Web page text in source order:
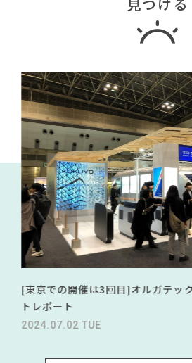
[東京での開催は3回目]オルガテッ
トレポート
2024.07.02 TUE